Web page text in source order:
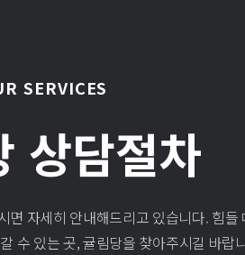
SERVICES
상담절차
면 자세히 안내해드리고 있습니다. 힘들
수 있는 곳, 귤림당을 찾아주시길 바랍